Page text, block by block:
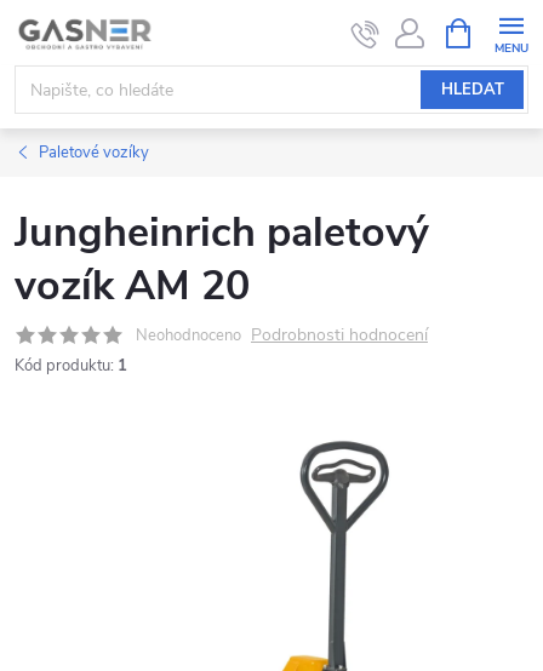
Přejít
obsah
HLEDAT
NÁKUPNÍ
KOŠÍK
Paletové vozíky
Jungheinrich paletový
vozík AM 20
Neohodnoceno Podrobnosti hodnocení
Kód produktu: 1